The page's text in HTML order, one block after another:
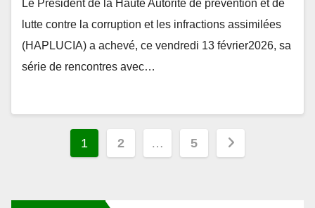
lutte contre la corruption et les infractions assimilées
(HAPLUCIA) a achevé, ce vendredi 13 février2026, sa
série de rencontres avec…
Pagination
des
1
Rechercher